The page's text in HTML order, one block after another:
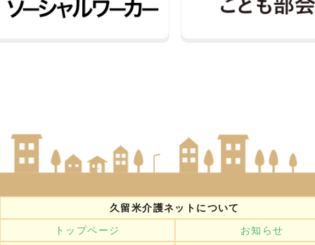
久留米介護ネットについて
トップページ
お知らせ